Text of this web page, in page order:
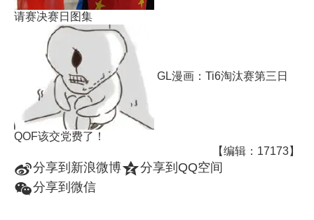
请赛决赛日图集
GL漫画：Ti6淘汰赛第三日
QOF该交党费了！
【编辑：17173】
t分享到新浪微博z分享到QQ空间
w分享到微信